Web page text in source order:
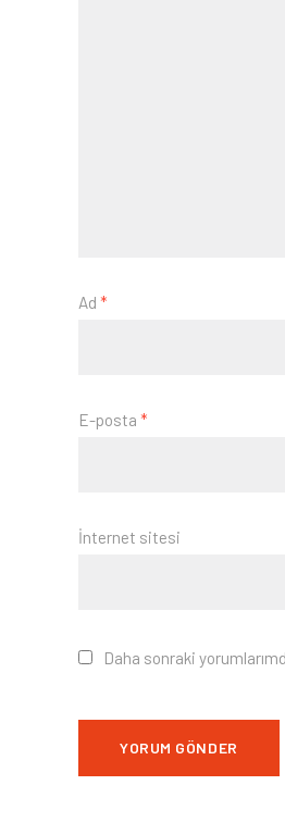
Ad *
E-posta *
İnternet sitesi
Daha sonraki